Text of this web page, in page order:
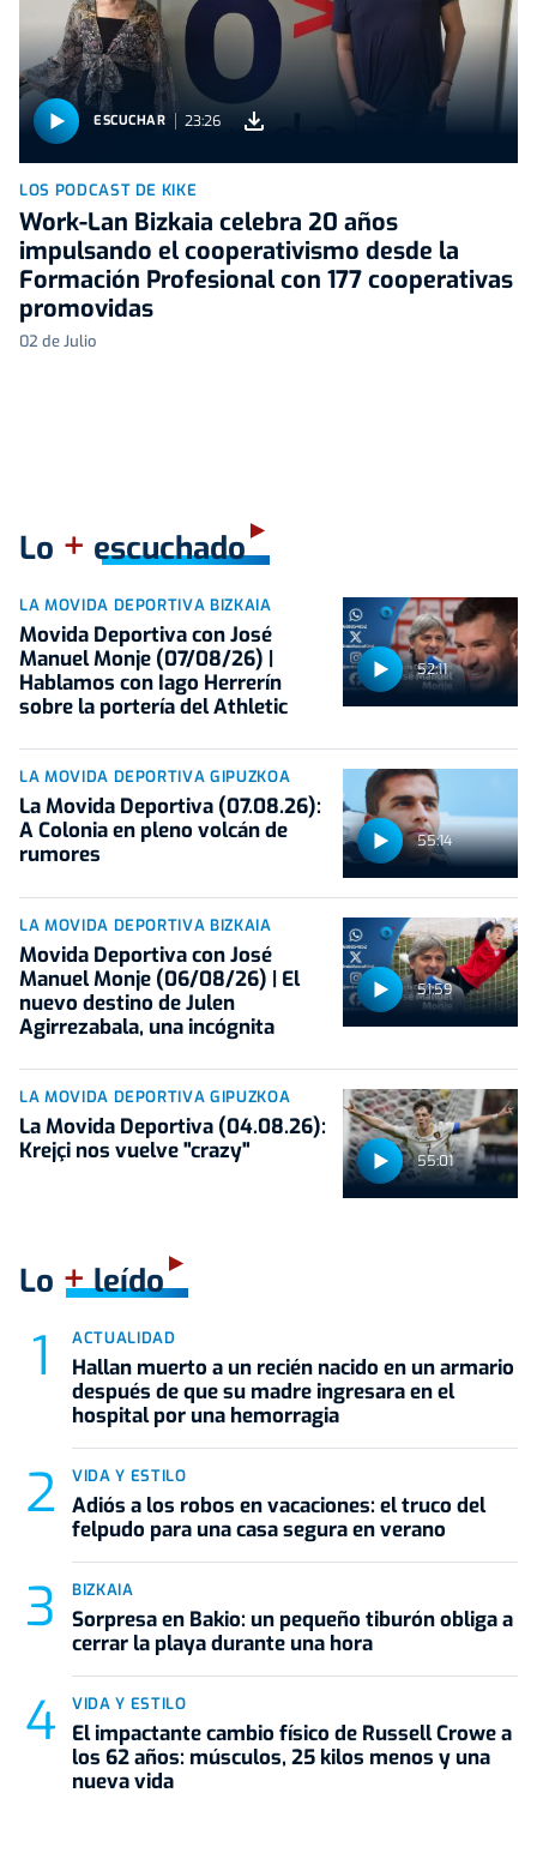
ESCUCHAR 23:26
LOS PODCAST DE KIKE
Work-Lan Bizkaia celebra 20 años
impulsando el cooperativismo desde la
Formación Profesional con 177 cooperativas
promovidas
02 de Julio
Lo + escuchado
52:11
LA MOVIDA DEPORTIVA BIZKAIA
Movida Deportiva con José
Manuel Monje (07/08/26) |
Hablamos con Iago Herrerín
sobre la portería del Athletic
55:14
LA MOVIDA DEPORTIVA GIPUZKOA
La Movida Deportiva (07.08.26):
A Colonia en pleno volcán de
rumores
51:59
LA MOVIDA DEPORTIVA BIZKAIA
Movida Deportiva con José
Manuel Monje (06/08/26) | El
nuevo destino de Julen
Agirrezabala, una incógnita
55:01
LA MOVIDA DEPORTIVA GIPUZKOA
La Movida Deportiva (04.08.26):
Krejçi nos vuelve "crazy"
Lo +leído
ACTUALIDAD
Hallan muerto a un recién nacido en un armario
después de que su madre ingresara en el
hospital por una hemorragia
VIDA Y ESTILO
Adiós a los robos en vacaciones: el truco del
felpudo para una casa segura en verano
BIZKAIA
Sorpresa en Bakio: un pequeño tiburón obliga a
cerrar la playa durante una hora
VIDA Y ESTILO
El impactante cambio físico de Russell Crowe a
los 62 años: músculos, 25 kilos menos y una
nueva vida